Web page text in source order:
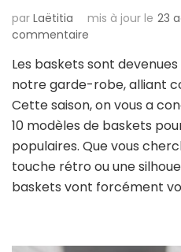
par Laëtitia mis à jour le 23
commentaire
top
10
des
baskets
pour
femmes
incontournables
du
Les baskets sont
notre garde-robe, alliant
Cette saison, on vous a
10 modèles de baskets
populaires. Que vous
touche rétro ou une
baskets vont forcément